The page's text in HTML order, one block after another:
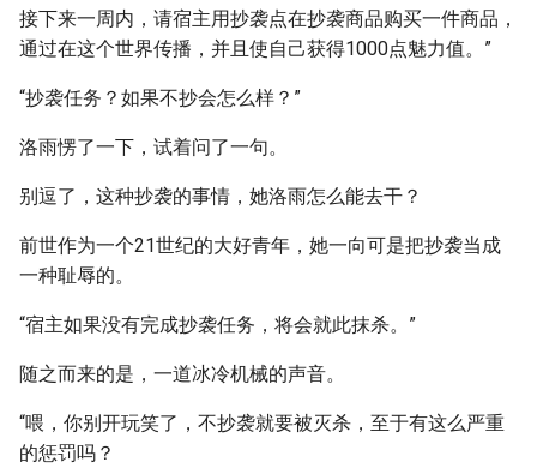
接下来一周内，请宿主用抄袭点在抄袭商品购买一件商品，
通过在这个世界传播，并且使自己获得1000点魅力值。”
“抄袭任务？如果不抄会怎么样？”
洛雨愣了一下，试着问了一句。
别逗了，这种抄袭的事情，她洛雨怎么能去干？
前世作为一个21世纪的大好青年，她一向可是把抄袭当成
一种耻辱的。
“宿主如果没有完成抄袭任务，将会就此抹杀。”
随之而来的是，一道冰冷机械的声音。
“喂，你别开玩笑了，不抄袭就要被灭杀，至于有这么严重
的惩罚吗？